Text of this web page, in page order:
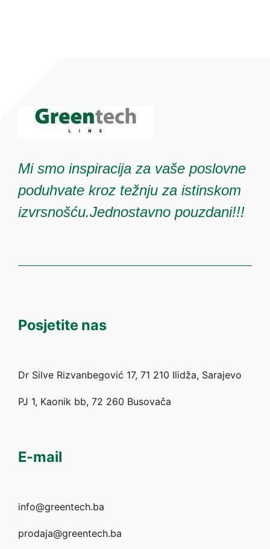
Mi smo inspiracija za vaše poslovne
poduhvate kroz težnju za istinskom
izvrsnošću.Jednostavno pouzdani!!!
Posjetite nas
Dr Silve Rizvanbegović 17, 71 210 Ilidža, Sarajevo
PJ 1, Kaonik bb, 72 260 Busovača
E-mail
info@greentech.ba
prodaja@greentech.ba